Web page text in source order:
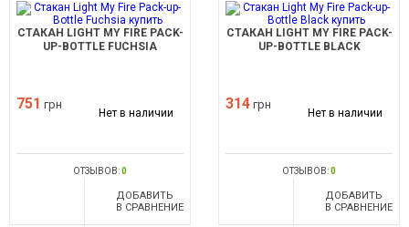
СТАКАН LIGHT MY FIRE PACK-
UP-BOTTLE FUCHSIA
751 грн
Нет в наличии
ОТЗЫВОВ:0
ДОБАВИТЬ
В СРАВНЕНИЕ
СТАКАН LIGHT MY FIRE PACK-
UP-BOTTLE BLACK
314 грн
Нет в наличии
ОТЗЫВОВ:0
ДОБАВИТЬ
В СРАВНЕНИЕ